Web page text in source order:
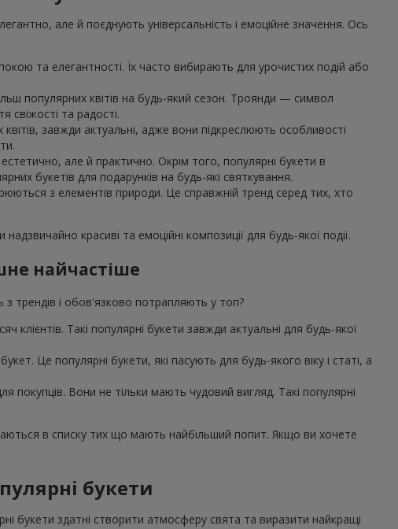
але й поєднують універсальність і емоційне значення. Ось
та елегантності. Їх часто вибирають для урочистих подій або
популярних квітів на будь-який сезон. Троянди — символ
свіжості та радості.
завжди актуальні, адже вони підкреслюють особливості
але й практично. Окрім того, популярні букети в
букетів для подарунків на будь-які святкування.
з елементів природи. Це справжній тренд серед тих, хто
красиві та емоційні композиції для будь-якої події.
найчастіше
з трендів і обов'язково потрапляють у топ?
клієнтів. Такі популярні букети завжди актуальні для будь-якої
Це популярні букети, які пасують для будь-якого віку і статі, а
Вони не тільки мають чудовий вигляд. Такі популярні
в списку тих що мають найбільший попит. Якщо ви хочете
букети
букети здатні створити атмосферу свята та виразити найкращі